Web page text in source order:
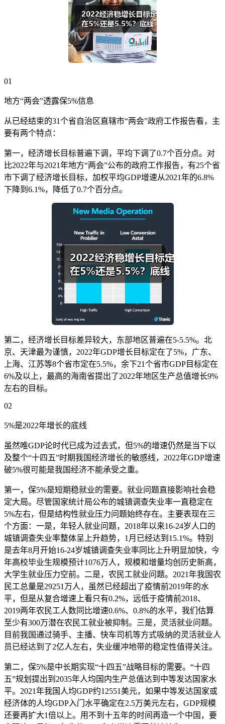
01
地方“两会”透露保5%信息
从已经结束的31个省自治区直辖市“两会”政府工作报告看，主
要有两个特点：
第一，经济增长目标普遍下调，平均下调了0.7个百分点。对
比2022年与2021年地方“两会”公布的政府工作报告，有25个省
市下调了经济增长目标，加权平均GDP增速从2021年的6.8%
下降到6.1%，降低了0.7个百分点。
第二，经济增长目标差异较大，东部地区普遍在5-5.5%。北
京、天津最为谨慎，2022年GDP增长目标定在了5%，广东、
上海、江苏等8个省市定在5.5%，余下21个省市GDP目标定在
6%及以上，最高的海南省提出了2022年地区生产总值增长9%
左右的目标。
02
5%是2022年增长的底线
虽然唯GDP论时代已成为过去式，但5%的增速仍然是当下以
及整个“十四五”时期我国经济增长的敏感线，2022年GDP增速
破5%很可能是我国经济不能承受之重。
第一，保5%是短期稳就业的需要。就业问题直接影响社会稳
定大局。尽管国家统计局公布的城镇调查失业率一直稳定在
5%左右，但是结构性就业压力问题始终存在。主要表现在三
个方面：一是，年轻人就业问题，2018年以来16-24岁人口的
城镇调查失业率整体呈上升趋势，1月已经达到15.1%。特别
是去年8月开始16-24岁城镇调查失业率同比上升明显加快，今
年高校毕业生规模预计1076万人，规模和增量均创历史新高，
大学生就业压力空前。二是，农民工就业问题。2021年我国农
民工总量是29251万人，虽然已经超出了疫情前2019年的水
平，但是从复合增速上看只有0.2%，远低于疫情前2018、
2019两年农民工人数同比增速0.6%、0.8%的水平，我们估算
至少有300万潜在农民工就业被抑制。三是，灵活就业问题。
目前我国通过骑手、主播、快车司机等方式吸纳的灵活就业人
员已经达到了2亿人左右，失业缓冲地带的稳定性值得关注。
第二，保5%是中长期实现“十四五”战略目标的需要。“十四
五”规划提出到2035年人均国内生产总值达到中等发达国家水
平。2021年我国人均GDP约12551美元，如果中等发达国家或
经济体的人均GDP入门水平确定在2.5万美元左右，GDP规模
还要再扩大1倍以上。用不到十五年的时间再造一个中国，要